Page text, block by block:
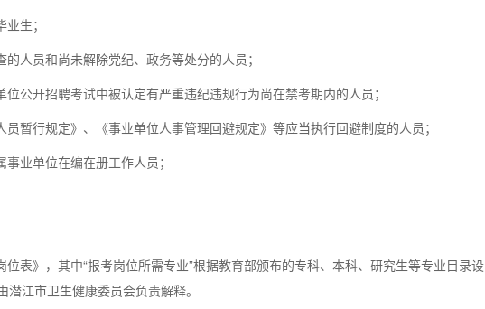
生；
人员和尚未解除党纪、政务等处分的人员；
公开招聘考试中被认定有严重违纪违规行为尚在禁考期内的人员；
暂行规定》、《事业单位人事管理回避规定》等应当执行回避制度的人员；
业单位在编在册工作人员；
表》，其中“报考岗位所需专业”根据教育部颁布的专科、本科、研究生等专业目录设
江市卫生健康委员会负责解释。